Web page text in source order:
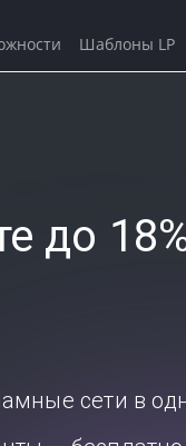
до
сети в
Шаблоны LP